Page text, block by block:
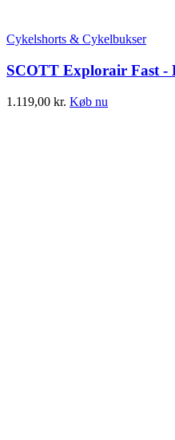
Cykelshorts & Cykelbukser
SCOTT Explorair Fast -
1.119,00 kr. Køb nu